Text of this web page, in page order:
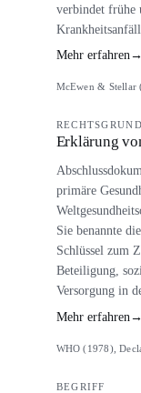
verbindet frühe
Mehr erfahren→
McEwen & Stellar
Erklärung
primäre
Sie benannte
Schlüssel zum
Beteiligung,
Versorgung in
Mehr erfahren →
WHO (1978),
BEGRIFF